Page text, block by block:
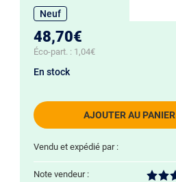
Neuf
48,70€
Éco-part. : 1,04€
AJOUTER AU PANIER
En stock
Vendu et expédié par :
Note vendeur :